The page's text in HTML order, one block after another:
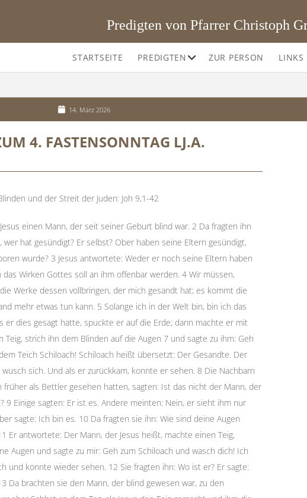
Predigten von Pfarrer Christoph
STARTSEITE PREDIGTEN OffeneZUR PERSON LINKS
14. März 2026
4. FASTENSONNTAG LJ.A.
und der Streit der Juden: Joh 9,1-42
einen Mann, der seit seiner Geburt blind war. 2 Da fragten ihn
wer hat gesündigt? Er selbst? Ober haben seine Eltern gesündigt,
wurde? 3 Jesus antwortete: Weder er noch seine Eltern haben
das Wirken Gottes soll an ihm offenbar werden. 4 Wir müssen,
Werke dessen vollbringen, der mich gesandt hat; es kommt die
mehr etwas tun kann. 5 Solange ich in der Welt bin, bin ich das
er dies gesagt hatte, spuckte er auf die Erde; dann machte er mit
Teig, strich ihn dem Blinden auf die Augen 7 und sagte zu ihm: Geh
Teich Schiloach! Schiloach heißt übersetzt: Der Gesandte. Der
sich. Und als er zurückkam, konnte er sehen. 8 Die Nachbarn
früher als Bettler gesehen hatten, sagten: Ist das nicht der Mann, der
9 Einige sagten: Er ist es. Andere meinten: Nein, er sieht ihm nur
sagte: Ich bin es. 10 Da fragten sie ihn: Wie sind deine Augen
Er antwortete: Der Mann, der Jesus heißt, machte einen Teig,
Augen und sagte zu mir: Geh zum Schiloach und wasch dich! Ich
und konnte wieder sehen. 12 Sie fragten ihn: Wo ist er? Er sagte:
Da brachten sie den Mann, der blind gewesen war, zu den